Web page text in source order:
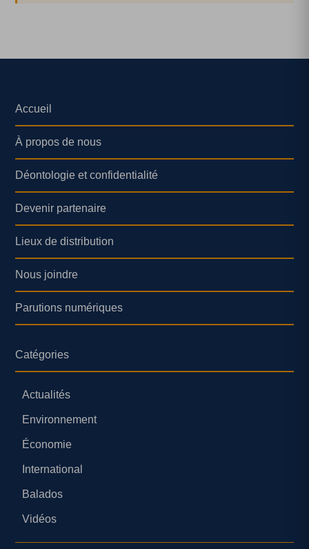
Accueil
À propos de nous
Déontologie et confidentialité
Devenir partenaire
Lieux de distribution
Nous joindre
Parutions numériques
Catégories
Actualités
Environnement
Économie
International
Balados
Vidéos